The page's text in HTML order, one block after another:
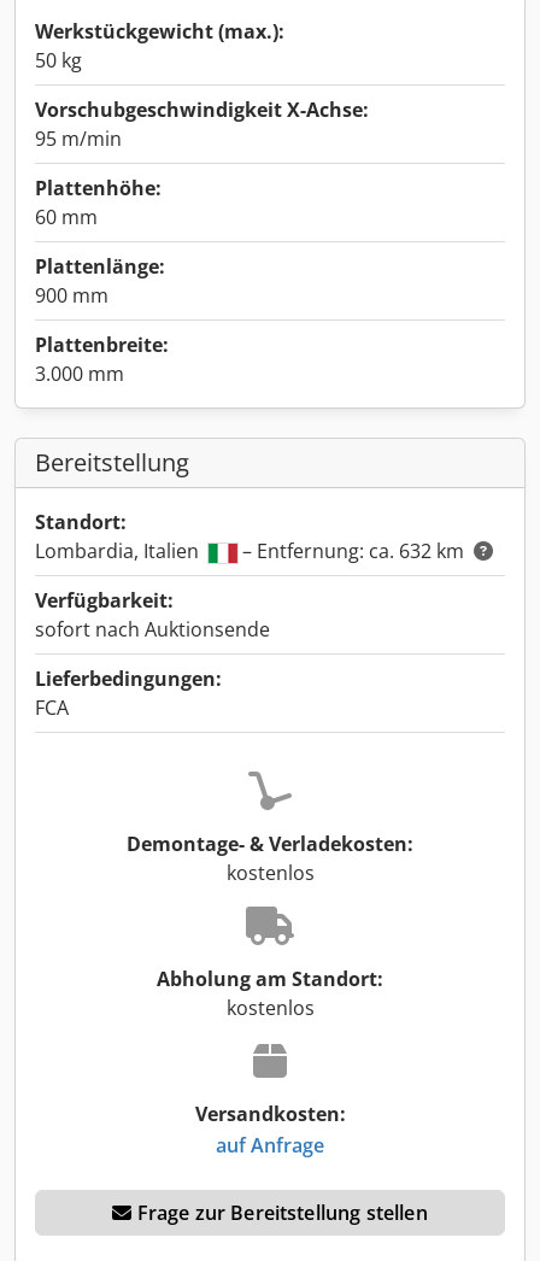
Werkstückgewicht (max.):
50 kg
Vorschubgeschwindigkeit X-Achse:
95 m/min
Plattenhöhe:
60 mm
Plattenlänge:
900 mm
Plattenbreite:
3.000 mm
Bereitstellung
Standort:
Lombardia, Italien
– Entfernung: ca. 632 km
Verfügbarkeit:
sofort nach Auktionsende
Lieferbedingungen:
FCA
Demontage- & Verladekosten:
kostenlos
Abholung am Standort:
kostenlos
Versandkosten:
auf Anfrage
Frage zur Bereitstellung stellen